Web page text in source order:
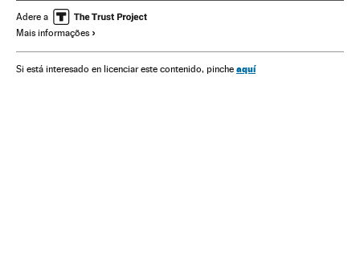
FIFA Clubes futebol Times esportes
Organizações desportivas
Adere a
Mais informações
Si está interesado en licenciar este contenido, pinche aquí